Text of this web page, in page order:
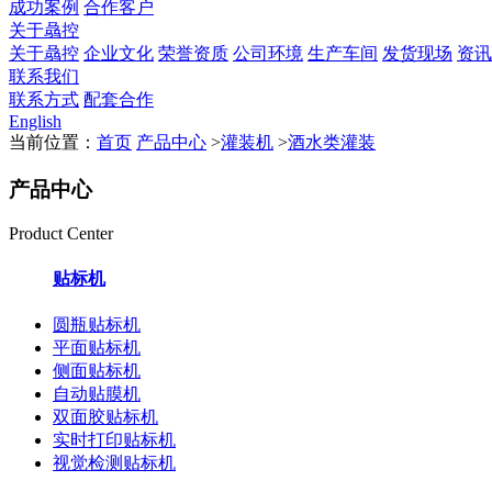
成功案例 合作客户
关于骉控
关于骉控 企业文化 荣誉资质 公司环境 生产车间 发货现场 资
联系我们
联系方式 配套合作
English
当前位置： 首页 产品中心 >灌装机 >酒水类灌装
产品中心
Product Center
贴标机
圆瓶贴标机
平面贴标机
侧面贴标机
自动贴膜机
双面胶贴标机
实时打印贴标机
视觉检测贴标机